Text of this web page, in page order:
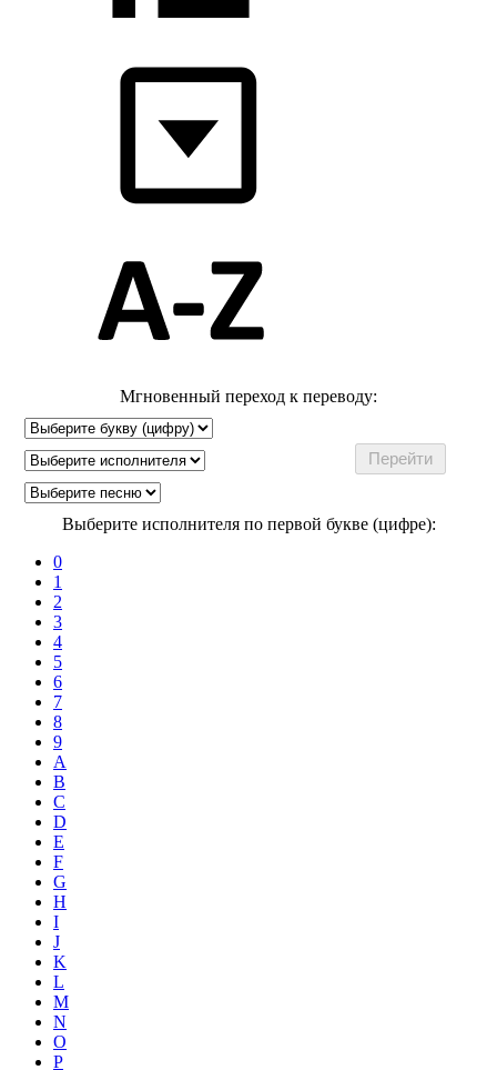
Мгновенный переход к переводу:
Выберите исполнителя по первой букве (цифре):
0
1
2
3
4
5
6
7
8
9
A
B
C
D
E
F
G
H
I
J
K
L
M
N
O
P